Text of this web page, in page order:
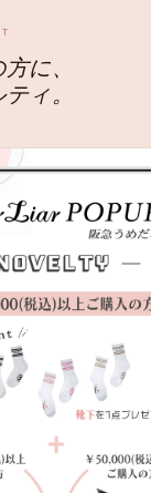
に、
ィ。